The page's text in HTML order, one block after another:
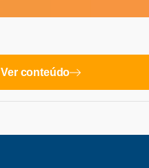
Ver conteúdo